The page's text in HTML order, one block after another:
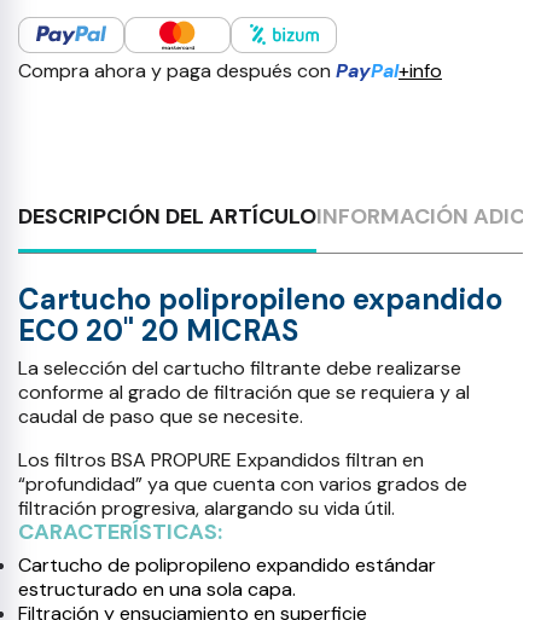
Compra ahora y paga después con PayPal+info
DESCRIPCIÓN DEL ARTÍCULOINFORMACIÓN
Cartucho polipropileno expandido
ECO 20" 20 MICRAS
La selección del cartucho filtrante debe realizarse
conforme al grado de filtración que se requiera y al
caudal de paso que se necesite.
Los filtros BSA PROPURE Expandidos filtran en
“profundidad” ya que cuenta con varios grados de
filtración progresiva, alargando su vida útil.
CARACTERÍSTICAS:
Cartucho de polipropileno expandido estándar
estructurado en una sola capa.
Filtración y ensuciamiento en superficie